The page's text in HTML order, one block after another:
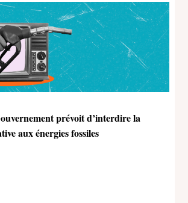
prévoit d’interdire la
aux énergies fossiles